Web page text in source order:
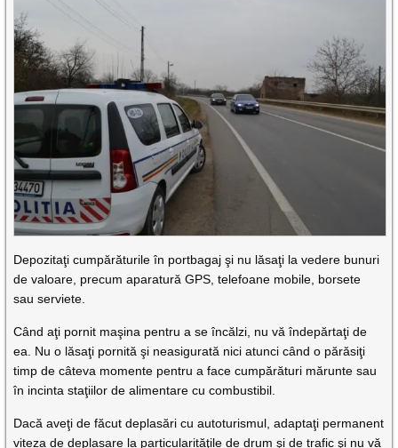
Depozitaţi cumpărăturile în portbagaj şi nu lăsaţi la vedere bunuri
de valoare, precum aparatură GPS, telefoane mobile, borsete
sau serviete.
Când aţi pornit maşina pentru a se încălzi, nu vă îndepărtaţi de
ea. Nu o lăsaţi pornită şi neasigurată nici atunci când o părăsiţi
timp de câteva momente pentru a face cumpărături mărunte sau
în incinta staţiilor de alimentare cu combustibil.
Dacă aveţi de făcut deplasări cu autoturismul, adaptaţi permanent
viteza de deplasare la particularităţile de drum şi de trafic şi nu vă